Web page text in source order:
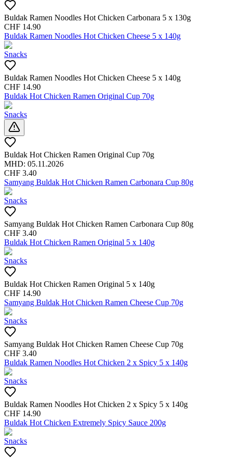
Buldak Ramen Noodles Hot Chicken Carbonara 5 x 130g
CHF 14.90
Buldak Ramen Noodles Hot Chicken Cheese 5 x 140g
Snacks
Buldak Ramen Noodles Hot Chicken Cheese 5 x 140g
CHF 14.90
Buldak Hot Chicken Ramen Original Cup 70g
Snacks
Buldak Hot Chicken Ramen Original Cup 70g
MHD: 05.11.2026
CHF 3.40
Samyang Buldak Hot Chicken Ramen Carbonara Cup 80g
Snacks
Samyang Buldak Hot Chicken Ramen Carbonara Cup 80g
CHF 3.40
Buldak Hot Chicken Ramen Original 5 x 140g
Snacks
Buldak Hot Chicken Ramen Original 5 x 140g
CHF 14.90
Samyang Buldak Hot Chicken Ramen Cheese Cup 70g
Snacks
Samyang Buldak Hot Chicken Ramen Cheese Cup 70g
CHF 3.40
Buldak Ramen Noodles Hot Chicken 2 x Spicy 5 x 140g
Snacks
Buldak Ramen Noodles Hot Chicken 2 x Spicy 5 x 140g
CHF 14.90
Buldak Hot Chicken Extremely Spicy Sauce 200g
Snacks